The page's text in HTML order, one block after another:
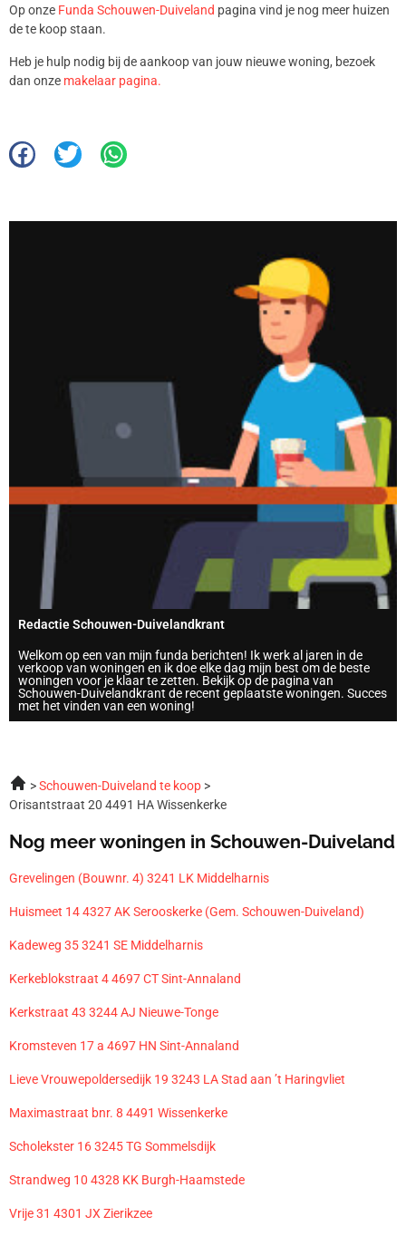
Op onze Funda Schouwen-Duiveland pagina vind je nog meer huizen
de te koop staan.
Heb je hulp nodig bij de aankoop van jouw nieuwe woning, bezoek
dan onze makelaar pagina.
Redactie Schouwen-Duivelandkrant
Welkom op een van mijn funda berichten! Ik werk al jaren in de
verkoop van woningen en ik doe elke dag mijn best om de beste
woningen voor je klaar te zetten. Bekijk op de pagina van
Schouwen-Duivelandkrant de recent geplaatste woningen. Succes
met het vinden van een woning!
Schouwen-Duiveland te koop
Orisantstraat 20 4491 HA Wissenkerke
Nog meer woningen in Schouwen-Duiveland
Grevelingen (Bouwnr. 4) 3241 LK Middelharnis
Huismeet 14 4327 AK Serooskerke (Gem. Schouwen-Duiveland)
Kadeweg 35 3241 SE Middelharnis
Kerkeblokstraat 4 4697 CT Sint-Annaland
Kerkstraat 43 3244 AJ Nieuwe-Tonge
Kromsteven 17 a 4697 HN Sint-Annaland
Lieve Vrouwepoldersedijk 19 3243 LA Stad aan ’t Haringvliet
Maximastraat bnr. 8 4491 Wissenkerke
Scholekster 16 3245 TG Sommelsdijk
Strandweg 10 4328 KK Burgh-Haamstede
Vrije 31 4301 JX Zierikzee